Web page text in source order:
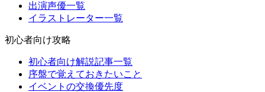
出演声優一覧
イラストレーター一覧
初心者向け攻略
初心者向け解説記事一覧
序盤で覚えておきたいこと
イベントの交換優先度